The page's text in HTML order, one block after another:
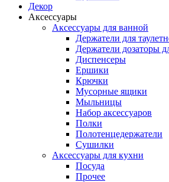
Декор
Аксессуары
Аксессуары для ванной
Держатели для
Держатели дозаторы
Диспенсеры
Ершики
Крючки
Мусорные ящики
Мыльницы
Набор аксессуаров
Полки
Полотенцедержатели
Сушилки
Аксессуары для кухни
Посуда
Прочее